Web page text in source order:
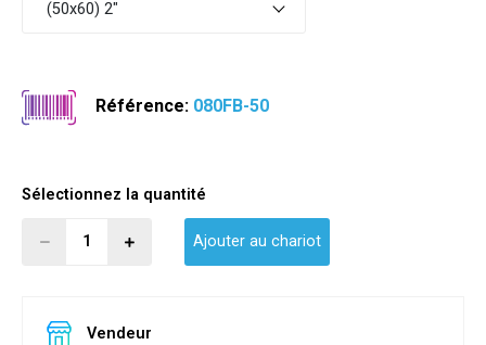
(50x60) 2"
Référence: 080FB-50
Sélectionnez la quantité
Ajouter au chariot
Vendeur